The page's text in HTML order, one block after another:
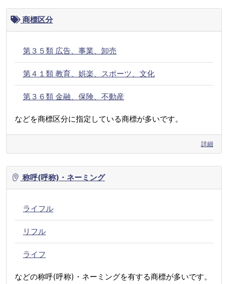
商標区分
第３５類 広告、事業、卸売
第４１類 教育、娯楽、スポーツ、文化
第３６類 金融、保険、不動産
などを商標区分に指定している商標が多いです。
詳細
称呼(呼称)・ネーミング
ライフル
リフル
ライフ
などの称呼(呼称)・ネーミングを有する商標が多いです。